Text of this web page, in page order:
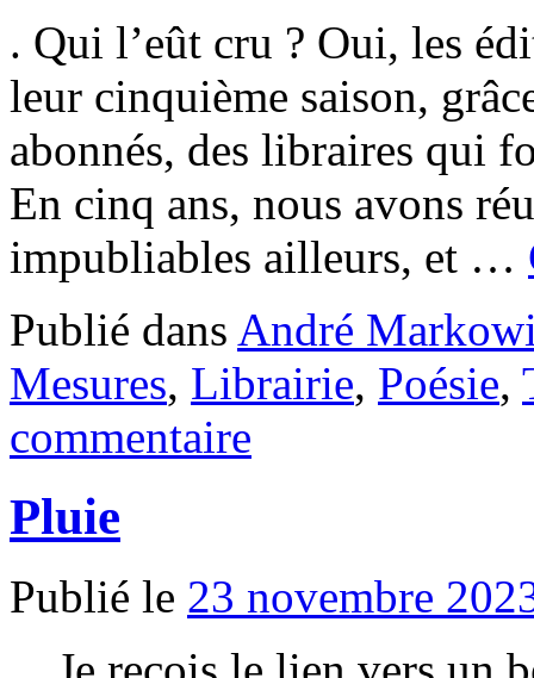
. Qui l’eût cru ? Oui, les
leur cinquième saison,
abonnés, des libraires qui
En cinq ans, nous avons
impubliables ailleurs, et …
Publié dans André
Mesures, Librairie, Poésie,
commentaire
Pluie
Publié le 23 novembre